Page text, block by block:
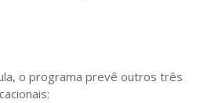
o programa prevê outros três